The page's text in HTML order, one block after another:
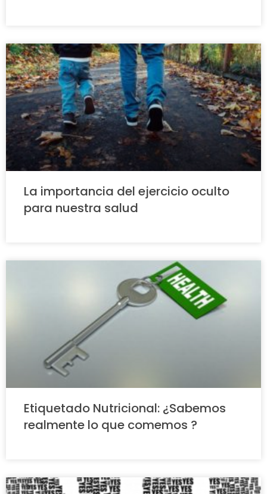
La importancia del ejercicio oculto
para nuestra salud
Etiquetado Nutricional: ¿Sabemos
realmente lo que comemos ?